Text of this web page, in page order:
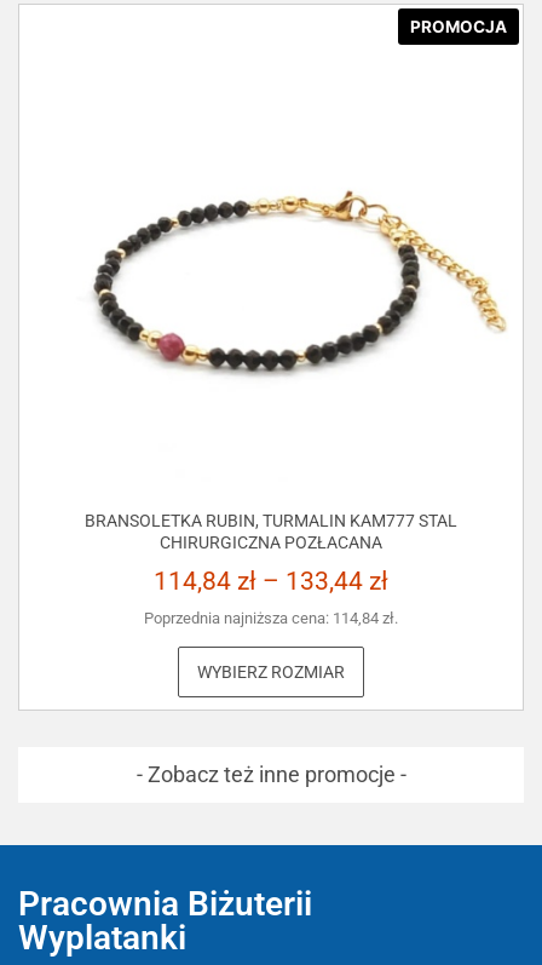
PROMOCJA
BRANSOLETKA RUBIN, TURMALIN KAM777 STAL
CHIRURGICZNA POZŁACANA
114,84 zł – 133,44 zł
Poprzednia najniższa cena: 114,84 zł.
WYBIERZ ROZMIAR
- Zobacz też inne promocje -
Pracownia Biżuterii
Wyplatanki